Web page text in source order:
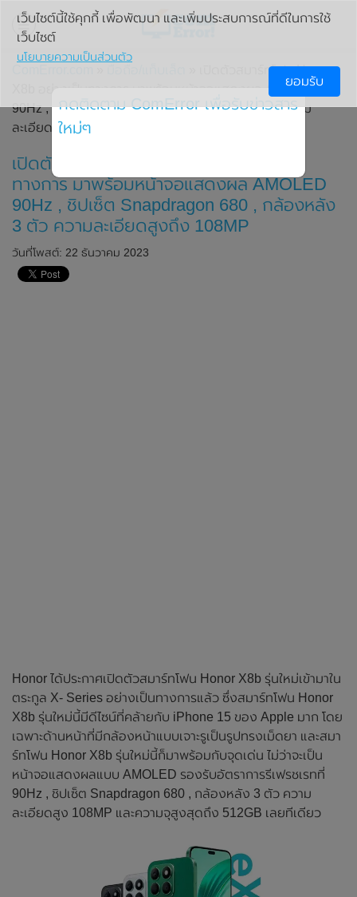
» เปิดตัวสมาร์ทโฟน Honor
X8b อย่างเป็นทางการ มาพร้อมหน้าจอแสดงผล AMOLED
90Hz , ชิปเซ็ต Snapdragon 680 , กล้องหลัง 3 ตัว ความ
ละเอียดสูงถึง 108MP
เปิดตัวสมาร์ทโฟน Honor X8b อย่างเป็น
ทางการ มาพร้อมหน้าจอแสดงผล AMOLED
90Hz , ชิปเซ็ต Snapdragon 680 , กล้องหลัง
3 ตัว ความละเอียดสูงถึง 108MP
วันที่โพสต์: 22 ธันวาคม 2023
Honor ได้ประกาศเปิดตัวสมาร์ทโฟน Honor X8b รุ่นใหม่เข้ามาใน
ตระกูล X- Series อย่างเป็นทางการแล้ว ซึ่งสมาร์ทโฟน Honor
X8b รุ่นใหม่นี้มีดีไซน์ที่คล้ายกับ iPhone 15 ของ Apple มาก โดย
เฉพาะด้านหน้าที่มีกล้องหน้าแบบเจาะรูเป็นรูปทรงเม็ดยา และสมา
ร์ทโฟน Honor X8b รุ่นใหม่นี้ก็มาพร้อมกับจุดเด่น ไม่ว่าจะเป็น
หน้าจอแสดงผลแบบ AMOLED รองรับอัตราการรีเฟรชเรทที่
90Hz , ชิปเซ็ต Snapdragon 680 , กล้องหลัง 3 ตัว ความ
ละเอียดสูง 108MP และความจุสูงสุดถึง 512GB เลยทีเดียว
เว็บไซต์นี้ใช้คุกกี้ เพื่อพัฒนา และเพิ่มประสบการณ์ที่ดีในการใช้
เว็บไซต์
นโยบายความเป็นส่วนตัว
ยอมรับ
กดติดตาม ComError เพื่อรับข่าวสาร
ใหม่ๆ